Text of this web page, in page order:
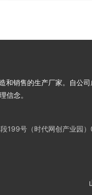
和销售的生产厂家。自公
信念。
199号（时代网创产业园